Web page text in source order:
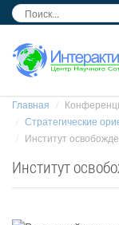
Главная
Стратегические
Институт
Институт